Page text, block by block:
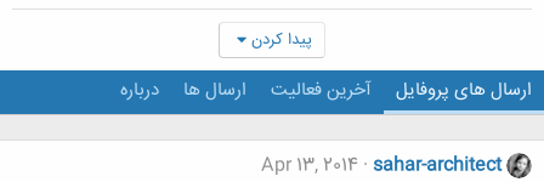
پیدا کردن
ارسال های پروفایل آخرین فعالیت ارسال ها درباره
sahar-architect
Apr 13, 2014